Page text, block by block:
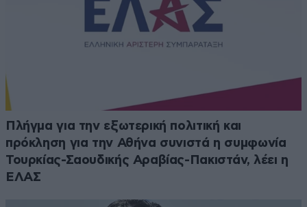
Πλήγμα για την εξωτερική πολιτική και
πρόκληση για την Αθήνα συνιστά η συμφωνία
Τουρκίας-Σαουδικής Αραβίας-Πακιστάν, λέει η
ΕΛΑΣ